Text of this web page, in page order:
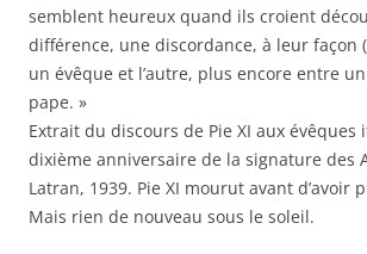
semblent heureux quand ils croient
différence, une discordance, à leur façon
un évêque et l’autre, plus encore entre
pape. »
Extrait du discours de Pie XI aux évêques
dixième anniversaire de la signature des
Latran, 1939. Pie XI mourut avant d’avoir
Mais rien de nouveau sous le soleil.